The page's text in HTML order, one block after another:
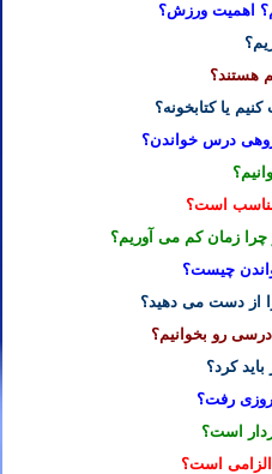
اهمیت ورزش؟
هستند؟
یا کتابخونه؟
درس خواندن؟
است؟
زمان کم می آوریم؟
چیست؟
از دست می دهید؟
رو بخوانیم؟
کرد؟
رفت؟
است؟
الزامی است؟